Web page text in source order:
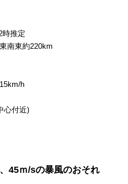
推定
東約220km
h
付近)
45ｍ/sの暴風のおそれ